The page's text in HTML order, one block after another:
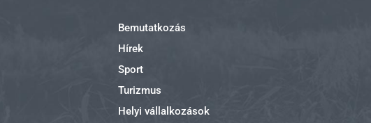
Bemutatkozás
Hírek
Sport
Turizmus
Helyi vállalkozások